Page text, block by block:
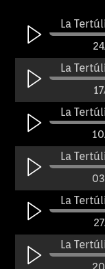
La
La
La
La
La
La